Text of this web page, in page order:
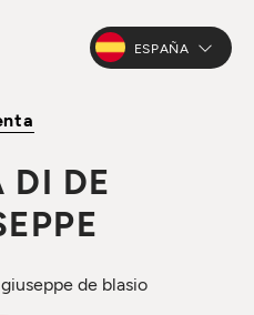
ESPAÑA
DI DE
de blasio